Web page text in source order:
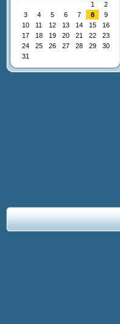
1
2
3
4 5 6 7 8
9
10
11 12 13 14 15
16
17
18 19 20 21 22
23
24
25 26 27 28 29
30
31